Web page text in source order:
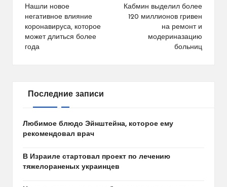
по
записям
Нашли новое
негативное влияние
коронавируса, которое
может длиться более
года
Кабмин выделил более
120 миллионов гривен
на ремонт и
модериназацию
больниц
Последние записи
Любимое блюдо Эйнштейна, которое ему
рекомендовал врач
В Израиле стартовал проект по лечению
тяжелораненых украинцев